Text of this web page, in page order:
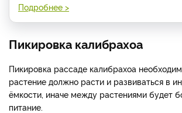
Подробнее >
Пикировка калибрахоа
Пикировка рассаде калибрахоа
растение должно расти и развиваться в
ёмкости, иначе между растениями будет
питание.